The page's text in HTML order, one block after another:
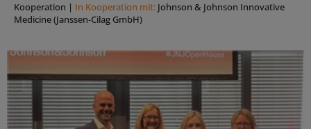
Kooperation | In Kooperation mit: Johnson & Johnson Innovative
Medicine (Janssen-Cilag GmbH)